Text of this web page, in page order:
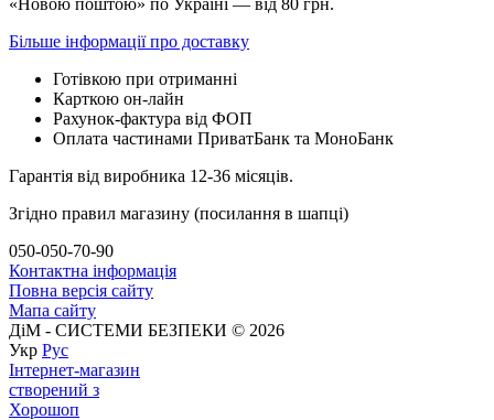
Більше інформації про доставку
Готівкою при отриманні
Карткою он-лайн
Рахунок-фактура від ФОП
Оплата частинами ПриватБанк та МоноБанк
Гарантія від виробника 12-36 місяців.
Згідно правил магазину (посилання в шапці)
050-050-70-90
Контактна інформація
Повна версія сайту
Мапа сайту
ДіМ - СИСТЕМИ БЕЗПЕКИ © 2026
Укр Рус
Інтернет-магазин
створений з
Хорошоп